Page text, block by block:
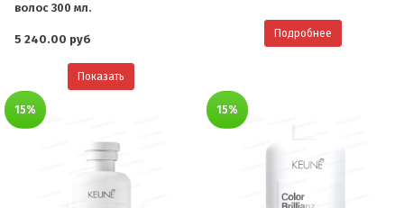
волос 300 мл.
5 240.00 руб
Показать
Подробнее
15% 15%